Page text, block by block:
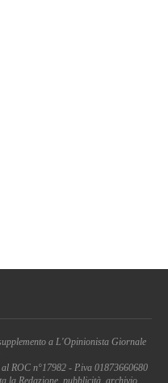
a L'Opinionista Giornale
ROC n°17982 - P.iva 01873660680
la Redazione, pubblicità, archivio